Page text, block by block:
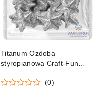
Titanum Ozdoba
styropianowa Craft-Fun
(23YX0326-2(SILVER))
(0)